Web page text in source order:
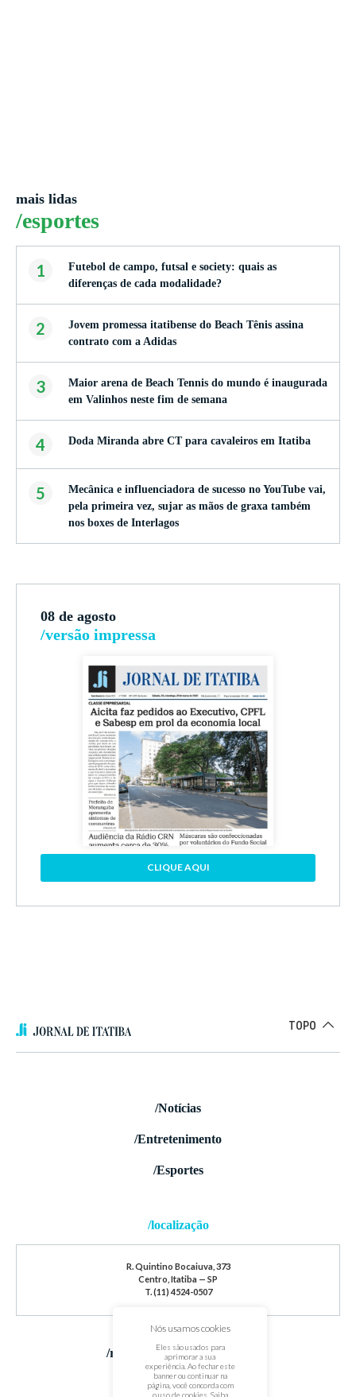
mais lidas
/esportes
1
Futebol de campo, futsal e society: quais as
diferenças de cada modalidade?
2
Jovem promessa itatibense do Beach Tênis assina
contrato com a Adidas
3
Maior arena de Beach Tennis do mundo é inaugurada
em Valinhos neste fim de semana
4 Doda Miranda abre CT para cavaleiros em Itatiba
5
Mecânica e influenciadora de sucesso no YouTube vai,
pela primeira vez, sujar as mãos de graxa também
nos boxes de Interlagos
08 de agosto
/versão impressa
CLIQUE AQUI
TOPO
/Notícias
/Entretenimento
/Esportes
/localização
R. Quintino Bocaiuva, 373
Centro, Itatiba — SP
T. (11) 4524-0507
/redes sociais
Nós usamos cookies
Eles são usados para
aprimorar a sua
experiência. Ao fechar este
banner ou continuar na
página, você concorda com
o uso de cookies. Saiba